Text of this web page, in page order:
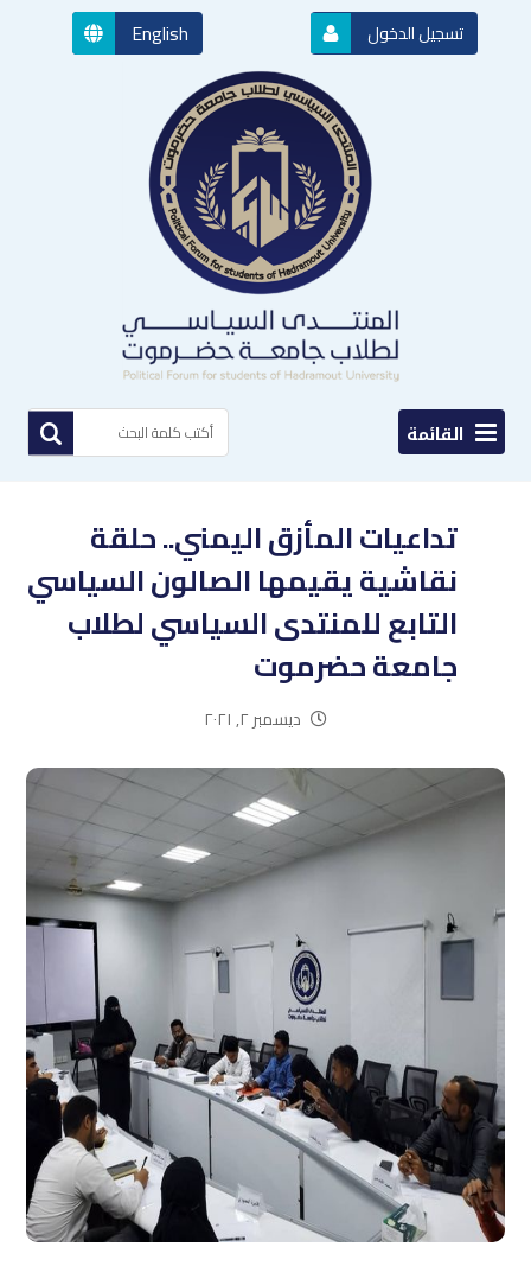
English تسجيل الدخول
القائمة
تداعيات المأزق اليمني.. حلقة
نقاشية يقيمها الصالون السياسي
التابع للمنتدى السياسي لطلاب
جامعة حضرموت
ديسمبر ٢, ٢٠٢١